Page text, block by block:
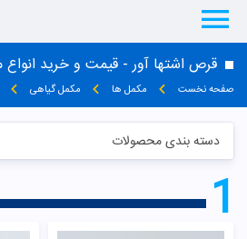
قرص اشتها آور - قیمت و خرید انواع
صفحه نخست مکمل ها مکمل گیاهی
دسته بندی محصولات
1